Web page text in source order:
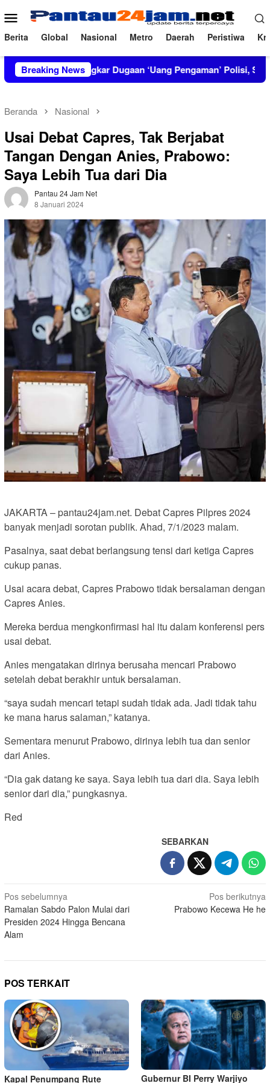
ke
konten
Menu
Mobile
Berita Global Nasional Metro Daerah Peristiwa
Breaking News
IRT Bongkar Dugaan ‘Uang Pengaman’ Polisi, Setor
Beranda Nasional
Usai Debat Capres, Tak Berjabat
Tangan Dengan Anies, Prabowo:
Saya Lebih Tua dari Dia
Pantau 24 Jam Net
8 Januari 2024
JAKARTA – pantau24jam.net. Debat Capres Pilpres 2024
banyak menjadi sorotan publik. Ahad, 7/1/2023 malam.
Pasalnya, saat debat berlangsung tensi dari ketiga Capres
cukup panas.
Usai acara debat, Capres Prabowo tidak bersalaman dengan
Capres Anies.
Mereka berdua mengkonfirmasi hal itu dalam konferensi pers
usai debat.
Anies mengatakan dirinya berusaha mencari Prabowo
setelah debat berakhir untuk bersalaman.
“saya sudah mencari tetapi sudah tidak ada. Jadi tidak tahu
ke mana harus salaman,” katanya.
Sementara menurut Prabowo, dirinya lebih tua dan senior
dari Anies.
“Dia gak datang ke saya. Saya lebih tua dari dia. Saya lebih
senior dari dia,” pungkasnya.
Red
SEBARKAN
Navigasi
pos
Pos sebelumnya
Ramalan Sabdo Palon Mulai dari
Presiden 2024 Hingga Bencana
Alam
Pos berikutnya
Prabowo Kecewa He he
POS TERKAIT
Kapal Penumpang Rute
Gubernur BI Perry Warjiyo